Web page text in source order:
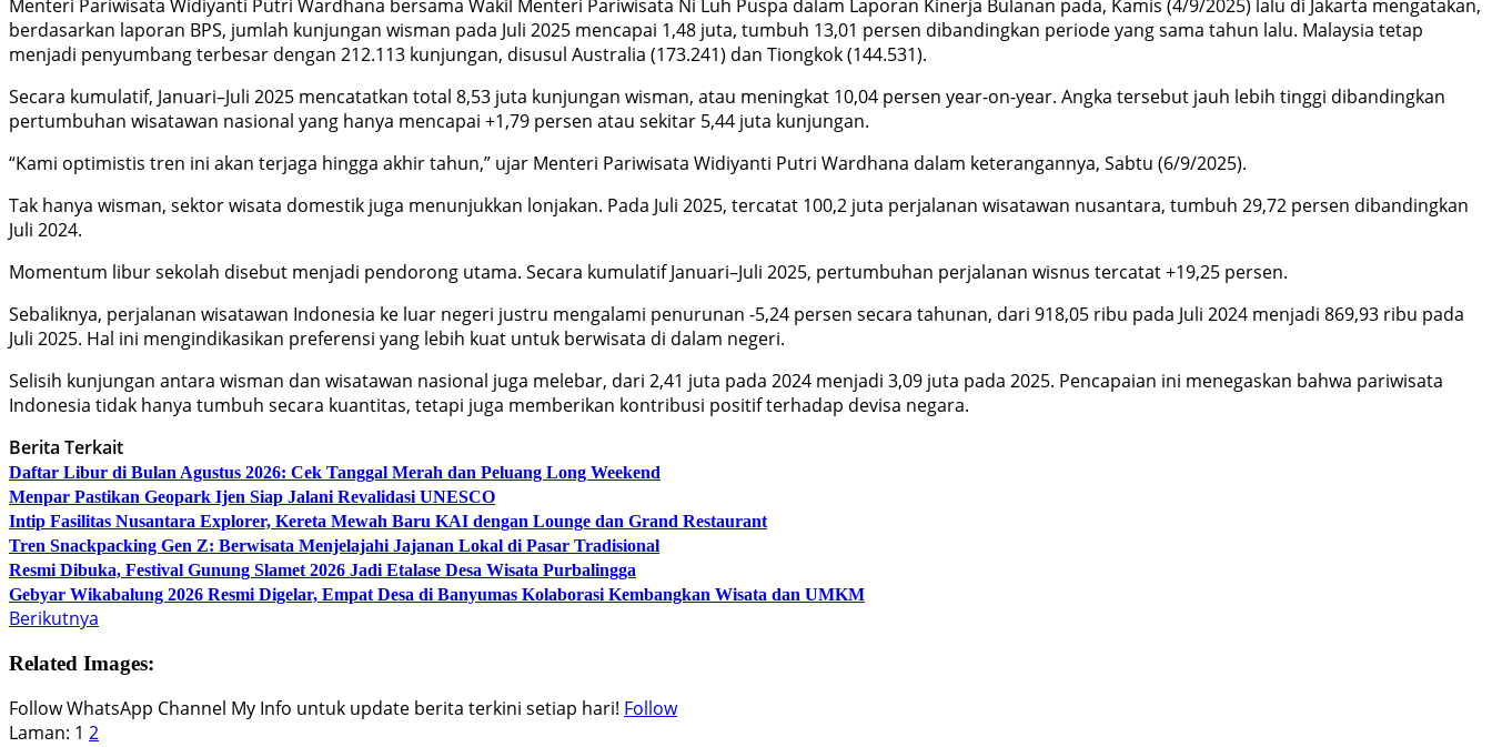
Menteri Pariwisata Widiyanti Putri Wardhana bersama Wakil Menteri Pariwisata Ni Luh Puspa dalam Laporan Kinerja Bulanan pada, Kamis (4/9/2025) lalu di Jakarta mengatakan,
berdasarkan laporan BPS, jumlah kunjungan wisman pada Juli 2025 mencapai 1,48 juta, tumbuh 13,01 persen dibandingkan periode yang sama tahun lalu. Malaysia tetap
menjadi penyumbang terbesar dengan 212.113 kunjungan, disusul Australia (173.241) dan Tiongkok (144.531).
Secara kumulatif, Januari–Juli 2025 mencatatkan total 8,53 juta kunjungan wisman, atau meningkat 10,04 persen year-on-year. Angka tersebut jauh lebih tinggi dibandingkan
pertumbuhan wisatawan nasional yang hanya mencapai +1,79 persen atau sekitar 5,44 juta kunjungan.
“Kami optimistis tren ini akan terjaga hingga akhir tahun,” ujar Menteri Pariwisata Widiyanti Putri Wardhana dalam keterangannya, Sabtu (6/9/2025).
Tak hanya wisman, sektor wisata domestik juga menunjukkan lonjakan. Pada Juli 2025, tercatat 100,2 juta perjalanan wisatawan nusantara, tumbuh 29,72 persen dibandingkan
Juli 2024.
Momentum libur sekolah disebut menjadi pendorong utama. Secara kumulatif Januari–Juli 2025, pertumbuhan perjalanan wisnus tercatat +19,25 persen.
Sebaliknya, perjalanan wisatawan Indonesia ke luar negeri justru mengalami penurunan -5,24 persen secara tahunan, dari 918,05 ribu pada Juli 2024 menjadi 869,93 ribu pada
Juli 2025. Hal ini mengindikasikan preferensi yang lebih kuat untuk berwisata di dalam negeri.
Selisih kunjungan antara wisman dan wisatawan nasional juga melebar, dari 2,41 juta pada 2024 menjadi 3,09 juta pada 2025. Pencapaian ini menegaskan bahwa pariwisata
Indonesia tidak hanya tumbuh secara kuantitas, tetapi juga memberikan kontribusi positif terhadap devisa negara.
Berita Terkait
Daftar Libur di Bulan Agustus 2026: Cek Tanggal Merah dan Peluang Long Weekend
Menpar Pastikan Geopark Ijen Siap Jalani Revalidasi UNESCO
Intip Fasilitas Nusantara Explorer, Kereta Mewah Baru KAI dengan Lounge dan Grand Restaurant
Tren Snackpacking Gen Z: Berwisata Menjelajahi Jajanan Lokal di Pasar Tradisional
Resmi Dibuka, Festival Gunung Slamet 2026 Jadi Etalase Desa Wisata Purbalingga
Gebyar Wikabalung 2026 Resmi Digelar, Empat Desa di Banyumas Kolaborasi Kembangkan Wisata dan UMKM
Berikutnya
Related Images:
Follow WhatsApp Channel My Info untuk update berita terkini setiap hari! Follow
Laman: 1 2